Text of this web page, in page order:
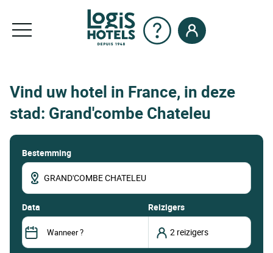
Vind uw hotel in France, in deze
stad: Grand'combe Chateleu
Bestemming
data Reizigers